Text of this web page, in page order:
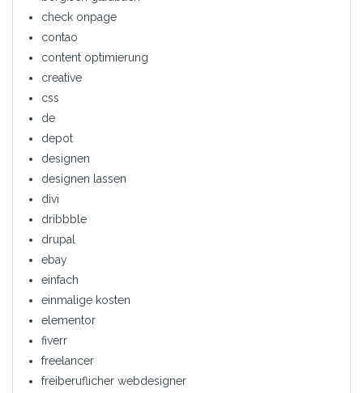
check onpage
contao
content optimierung
creative
css
de
depot
designen
designen lassen
divi
dribbble
drupal
ebay
einfach
einmalige kosten
elementor
fiverr
freelancer
freiberuflicher webdesigner